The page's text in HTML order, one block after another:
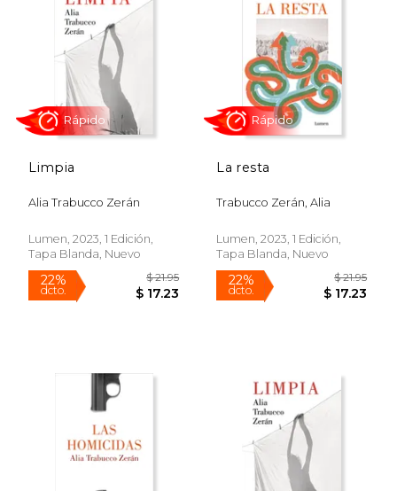
explorando temas de violencia, clase y
poder desde una perspectiva literaria
innovadora. Sus obras destacan por su
capacidad para cuestionar y descomponer
las narrativas tradicionales, proponiendo
nuevas formas de abordar la identidad y la
historia.
Limpia
Alia Trabucco Zerán
Lumen, 2023, 1 Edición,
Tapa Blanda, Nuevo
La resta
Trabucco Zerán, Alia
Lumen, 2023, 1 Edición,
Tapa Blanda, Nuevo
22%
dcto.